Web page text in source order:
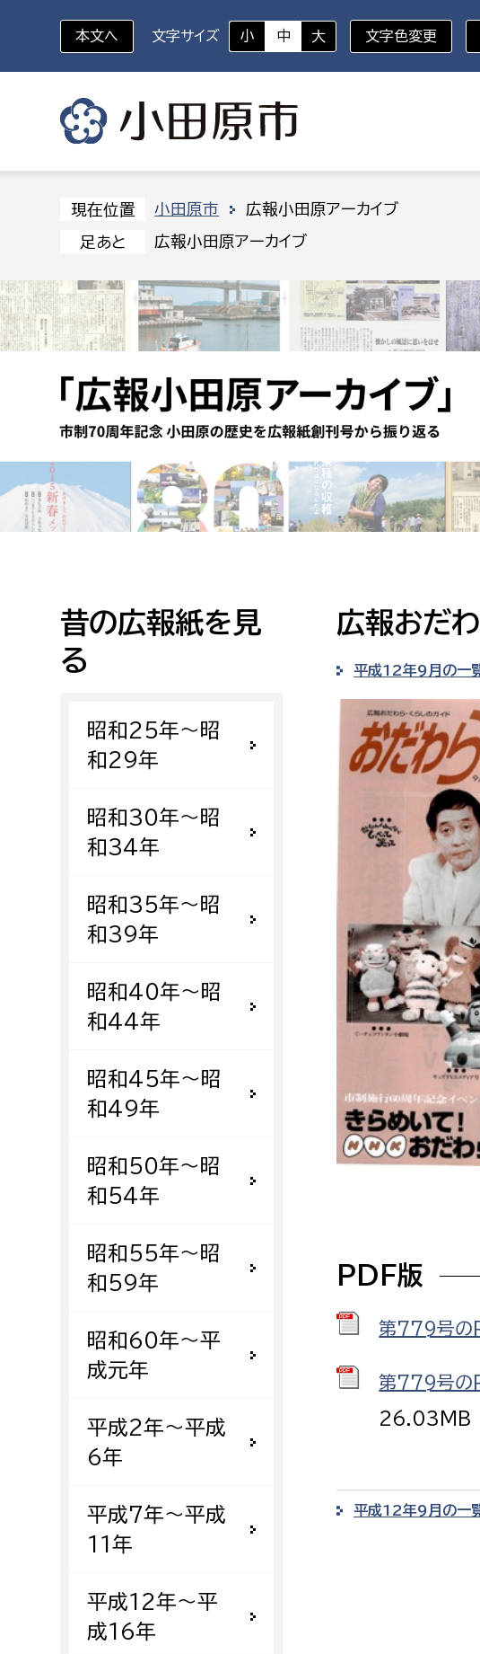
いざというときに
休日救急外来 防災・ハザ
対象者を選択
幼稚園児・保育園児
高校生・大学生など
障がい者
事業者
求職者
外国人
ペット
税
福
環
都
市
行
観
消
病
市
組織から探す
部に属さない室
秘書室
広報広聴室
企画政策課
財政課
デジタル推進課
市民部
地域安全課
人権・男女共同参画課
戸籍住民課
防災部
福祉健康部
福祉政策課
生活援護課
障がい福祉課
保険課
健康づくり課
子ども若者部
子ども政策課
子ども若者支援課
建設部
建設政策課
国県事業推進課
道水路整備課
みどり公園課
会計管理者
上下水道局
経営総務課
水道整備課
下水道整備課
浄水管理課
教育部
教育総務課
保健給食課
農業委員会事務局
農業委員会事務局
本文へ 文字サイズ 小 中 大 文字色変更
現在位置 小田原市 広報小田原アーカイブ
足あと 広報小田原アーカイブ
昔の広報紙を見
る
昭和25年〜昭
和29年
昭和30年〜昭
和34年
昭和35年〜昭
和39年
昭和40年〜昭
和44年
昭和45年〜昭
和49年
昭和50年〜昭
和54年
昭和55年〜昭
和59年
昭和60年〜平
成元年
平成2年〜平成
6年
平成7年〜平成
11年
平成12年〜平
成16年
広報おだ
平成12年9月の一
PDF版
第779号の
第779号の
26.03MB
平成12年9月の一